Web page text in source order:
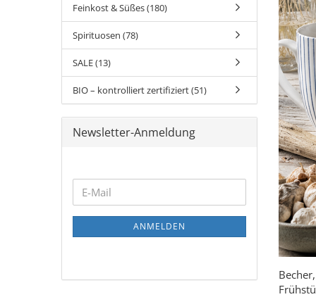
Feinkost & Süßes (180)
Spirituosen (78)
SALE (13)
BIO – kontrolliert zertifiziert (51)
Newsletter-Anmeldung
WEITER
ZUR
NEWSLETTER-
ANMELDUNG
E-
Mail
ANMELDEN